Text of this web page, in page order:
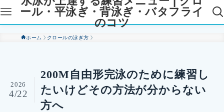
ール・平泳ぎ・背泳ぎ・バタフライ
のコツ
ホーム クロールの泳ぎ方
200M自由形完泳のために練習し
たいけどその方法が分からない
方へ
2026
4/22